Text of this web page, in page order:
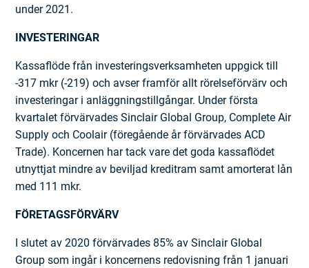
under 2021.
INVESTERINGAR
Kassaflöde från investeringsverksamheten uppgick till
-317 mkr (-219) och avser framför allt rörelseförvärv och
investeringar i anläggningstillgångar. Under första
kvartalet förvärvades Sinclair Global Group, Complete Air
Supply och Coolair (föregående år förvärvades ACD
Trade). Koncernen har tack vare det goda kassaflödet
utnyttjat mindre av beviljad kreditram samt amorterat lån
med 111 mkr.
FÖRETAGSFÖRVÄRV
I slutet av 2020 förvärvades 85% av Sinclair Global
Group som ingår i koncernens redovisning från 1 januari